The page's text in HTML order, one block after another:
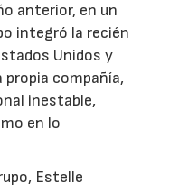
anterior, en un
integró la recién
Unidos y
propia compañía,
inestable,
en lo
Estelle